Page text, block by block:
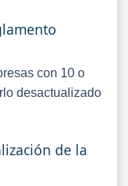
con 10 o
desactualizado
de la